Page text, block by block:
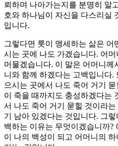
뢰하며 나아가는지를 분명히 알
호와 하나님이 자신을 다스리실
입니다.
그렇다면 룻이 맹세하는 삶은 어
시는 곳에 나도 가겠습니다. 어
머물겠습니다. 이 말은 어머니께
니와 함께 하겠다는 고백입니다.
으시는 곳에서 나도 죽어 거기
이 죽을 때까지도 충성하겠다는
서 나도 죽어 거기 묻힐 것이라
기 남아 있겠다는 것입니다. 그
백하는 이유는 무엇이겠습니까?
이 나의 백성이 되고 어머니의